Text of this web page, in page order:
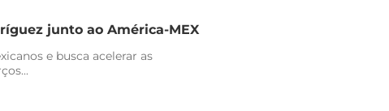
junto ao América-MEX
e busca acelerar as